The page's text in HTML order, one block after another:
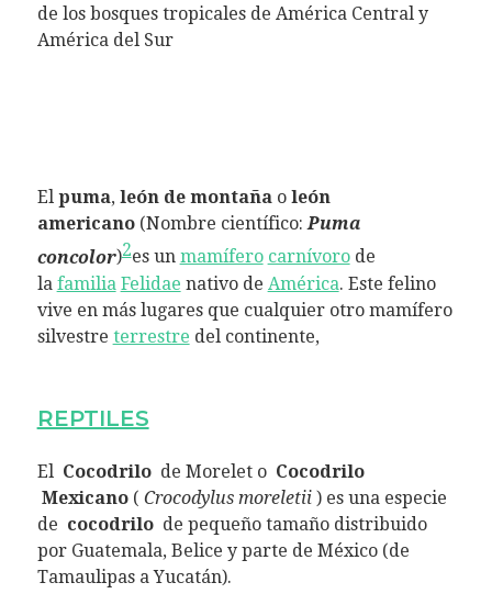
de los bosques tropicales de América Central y
América del Sur
El puma, león de montañao león
americano(Nombre científico:Puma
concolor)2es un mamífero carnívorode
la familia Felidae nativo de América. Este felino
vive en más lugares que cualquier otro mamífero
silvestre terrestre del continente,
REPTILES
El Cocodrilode Morelet o Cocodrilo
Mexicano( Crocodylus moreletii) es una especie
de cocodrilode pequeño tamaño distribuido
por Guatemala, Belice y parte de México (de
Tamaulipas a Yucatán).